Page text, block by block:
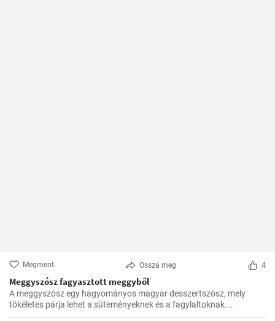
Megment Ossza meg 4
Meggyszósz fagyasztott meggyből
A meggyszósz egy hagyományos magyar desszertszósz, mely
tökéletes párja lehet a süteményeknek és a fagylaltoknak.
Fagyasztott meggyből készítve pedig bármikor élvezhetjük ezt a